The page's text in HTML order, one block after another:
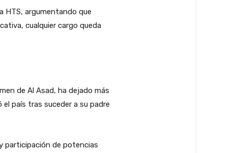
HTS, argumentando que
cualquier cargo queda
de Al Asad, ha dejado más
país tras suceder a su padre
participación de potencias